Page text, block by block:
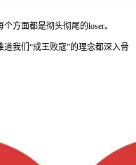
方面都是彻头彻尾的loser。
我们“成王败寇”的理念都深入骨